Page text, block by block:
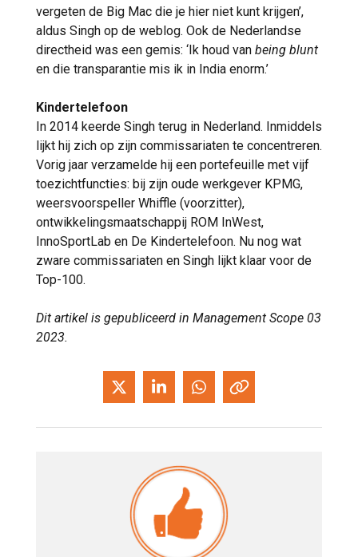
vergeten de Big Mac die je hier niet kunt krijgen’,
aldus Singh op de weblog. Ook de Nederlandse
directheid was een gemis: ‘Ik houd van being blunt
en die transparantie mis ik in India enorm.’
Kindertelefoon
In 2014 keerde Singh terug in Nederland. Inmiddels
lijkt hij zich op zijn commissariaten te concentreren.
Vorig jaar verzamelde hij een portefeuille met vijf
toezichtfuncties: bij zijn oude werkgever KPMG,
weersvoorspeller Whiffle (voorzitter),
ontwikkelingsmaatschappij ROM InWest,
InnoSportLab en De Kindertelefoon. Nu nog wat
zware commissariaten en Singh lijkt klaar voor de
Top-100.
Dit artikel is gepubliceerd in Management Scope 03
2023.